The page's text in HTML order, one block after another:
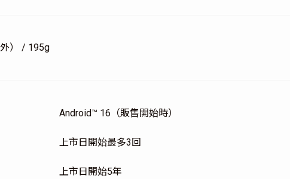
） / 195g
Android™ 16（販售開始時）
上市日開始最多3回
上市日開始5年